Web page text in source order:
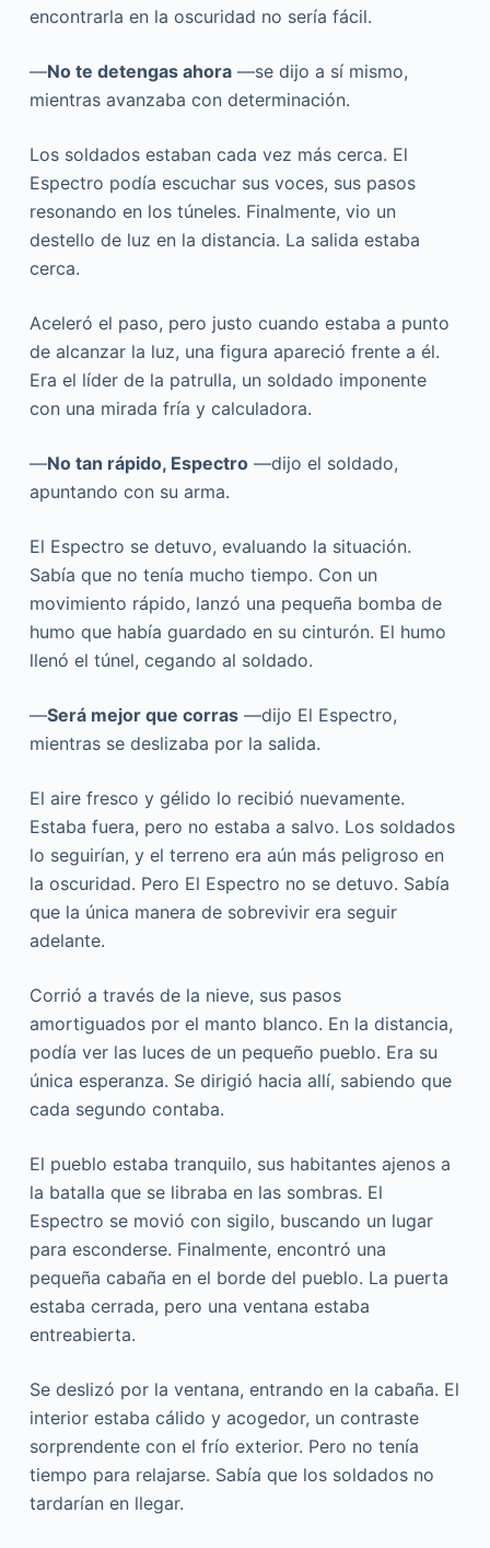
encontrarla en la oscuridad no sería fácil.
—No te detengas ahora—se dijo a sí mismo,
mientras avanzaba con determinación.
Los soldados estaban cada vez más cerca. El
Espectro podía escuchar sus voces, sus pasos
resonando en los túneles. Finalmente, vio un
destello de luz en la distancia. La salida estaba
cerca.
Aceleró el paso, pero justo cuando estaba a punto
de alcanzar la luz, una figura apareció frente a él.
Era el líder de la patrulla, un soldado imponente
con una mirada fría y calculadora.
—No tan rápido, Espectro—dijo el soldado,
apuntando con su arma.
El Espectro se detuvo, evaluando la situación.
Sabía que no tenía mucho tiempo. Con un
movimiento rápido, lanzó una pequeña bomba de
humo que había guardado en su cinturón. El humo
llenó el túnel, cegando al soldado.
—Será mejor que corras—dijo El Espectro,
mientras se deslizaba por la salida.
El aire fresco y gélido lo recibió nuevamente.
Estaba fuera, pero no estaba a salvo. Los soldados
lo seguirían, y el terreno era aún más peligroso en
la oscuridad. Pero El Espectro no se detuvo. Sabía
que la única manera de sobrevivir era seguir
adelante.
Corrió a través de la nieve, sus pasos
amortiguados por el manto blanco. En la distancia,
podía ver las luces de un pequeño pueblo. Era su
única esperanza. Se dirigió hacia allí, sabiendo que
cada segundo contaba.
El pueblo estaba tranquilo, sus habitantes ajenos a
la batalla que se libraba en las sombras. El
Espectro se movió con sigilo, buscando un lugar
para esconderse. Finalmente, encontró una
pequeña cabaña en el borde del pueblo. La puerta
estaba cerrada, pero una ventana estaba
entreabierta.
Se deslizó por la ventana, entrando en la cabaña. El
interior estaba cálido y acogedor, un contraste
sorprendente con el frío exterior. Pero no tenía
tiempo para relajarse. Sabía que los soldados no
tardarían en llegar.